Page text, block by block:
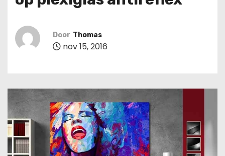
Door Thomas
nov 15, 2016